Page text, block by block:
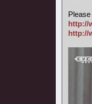
http://
http://